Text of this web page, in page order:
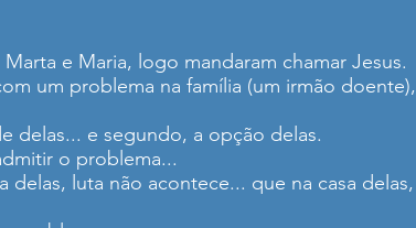
e Maria, logo mandaram chamar Jesus.
um problema na família (um irmão doente),
delas... e segundo, a opção delas.
o problema...
luta não acontece... que na casa delas,